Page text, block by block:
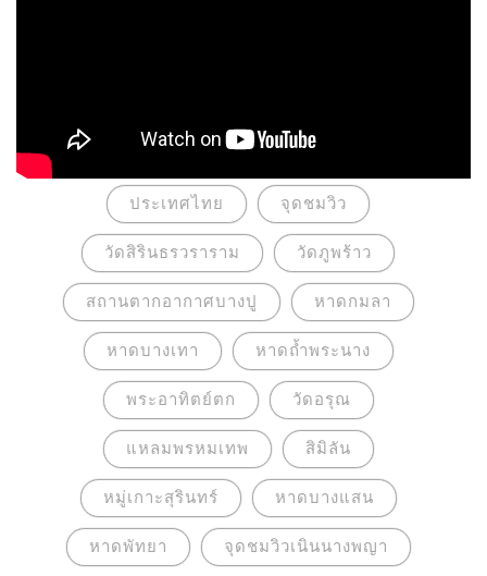
ประเทศไทย จุดชมวิว
วัดสิรินธรวราราม วัดภูพร้าว
สถานตากอากาศบางปู หาดกมลา
หาดบางเทา หาดถ้ำพระนาง
พระอาทิตย์ตก วัดอรุณ
แหลมพรหมเทพ สิมิลัน
หมู่เกาะสุรินทร์ หาดบางแสน
หาดพัทยา จุดชมวิวเนินนางพญา